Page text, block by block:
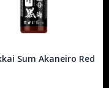
Sum Akaneiro Red